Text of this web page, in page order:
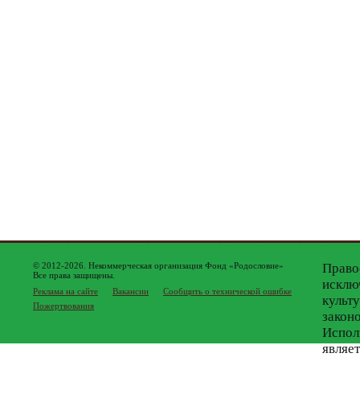
© 2012-2026. Некоммерческая организация Фонд «Родословие»
Все права защищены.
Реклама на сайте
Вакансии
Сообщить о технической ошибке
Пожертвования